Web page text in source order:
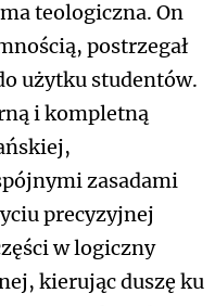
teologiczna. On
postrzegał
użytku studentów.
i kompletną
zasadami
precyzyjnej
w logiczny
kierując duszę ku